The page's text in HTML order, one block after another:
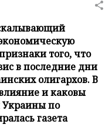
того, что
в последние дни
олигархов. В
и каковы
Украины по
газета